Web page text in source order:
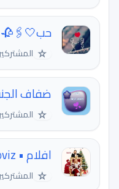
حب🤍🖇🥀
☆ المشتركين:
ضفاف
☆ المشتركين:
افلام • Ok Moviz
☆ المشتركين: